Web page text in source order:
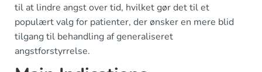
til at lindre angst over tid, hvilket gør det til et
populært valg for patienter, der ønsker en mere blid
tilgang til behandling af generaliseret
angstforstyrrelse.